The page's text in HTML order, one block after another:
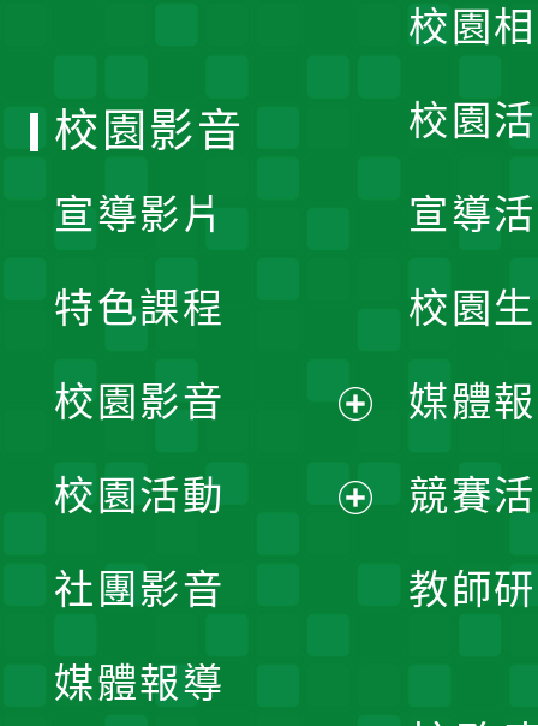
校園
校園
宣導
校園
媒體
競賽
教師
校園影音
宣導影片
特色課程
校園影音
開
校園活動
社團影音
媒體報導